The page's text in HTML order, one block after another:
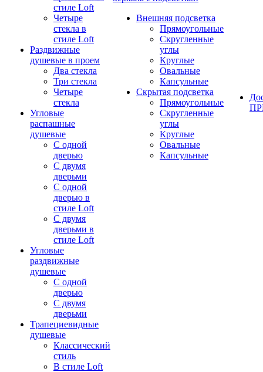
стиле Loft
Четыре
стекла в
стиле Loft
Раздвижные
душевые в проем
Два стекла
Три стекла
Четыре
стекла
Угловые
распашные
душевые
С одной
дверью
С двумя
дверьми
С одной
дверью в
стиле Loft
С двумя
дверьми в
стиле Loft
Угловые
раздвижные
душевые
С одной
дверью
С двумя
дверьми
Трапециевидные
душевые
Классический
стиль
В стиле Loft
Внешняя подсветка
Прямоугольные
Скругленные
углы
Круглые
Овальные
Капсульные
Скрытая подсветка
Прямоугольные
Скругленные
углы
Круглые
Овальные
Капсульные